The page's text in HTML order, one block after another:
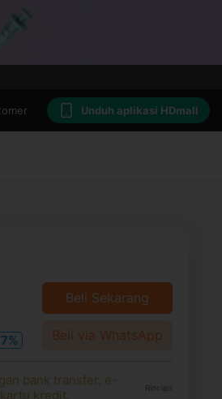
Unduh aplikasi HDmall
Beli Sekarang
Beli via WhatsApp
bank transfer, e-
kredit.
Rincian